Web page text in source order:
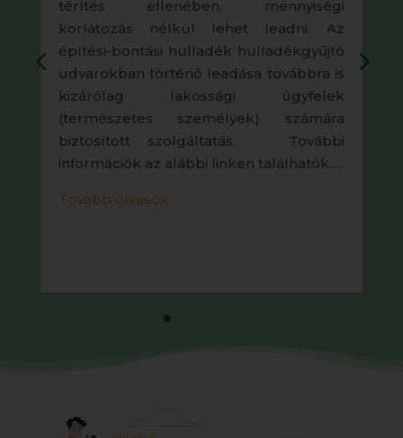
térítés ellenében, mennyiségi
korlátozás nélkül lehet leadni. Az
építési-bontási hulladék hulladékgyűjtő
udvarokban történő leadása továbbra is
kizárólag lakossági ügyfelek
(természetes személyek) számára
biztosított szolgáltatás. További
információk az alábbi linken találhatók.…
Tovább olvasok